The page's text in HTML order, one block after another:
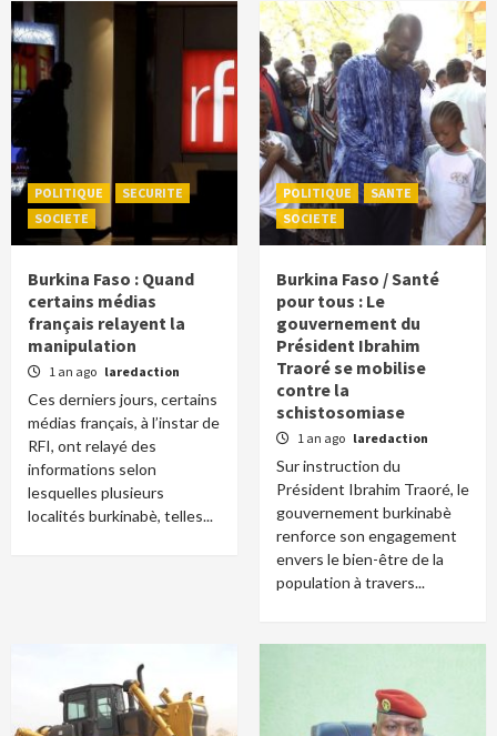
POLITIQUE
SECURITE
SOCIETE
Burkina Faso : Quand
certains médias
français relayent la
manipulation
1 an ago laredaction
Ces derniers jours, certains
médias français, à l’instar de
RFI, ont relayé des
informations selon
lesquelles plusieurs
localités burkinabè, telles...
POLITIQUE
SANTE
SOCIETE
Burkina Faso / Santé
pour tous : Le
gouvernement du
Président Ibrahim
Traoré se mobilise
contre la
schistosomiase
1 an ago laredaction
Sur instruction du
Président Ibrahim Traoré, le
gouvernement burkinabè
renforce son engagement
envers le bien-être de la
population à travers...